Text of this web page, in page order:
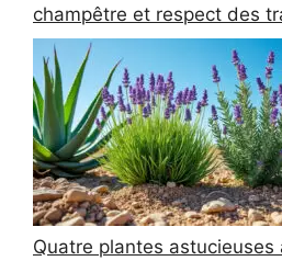
champêtre et respect des
Quatre plantes astucieuses